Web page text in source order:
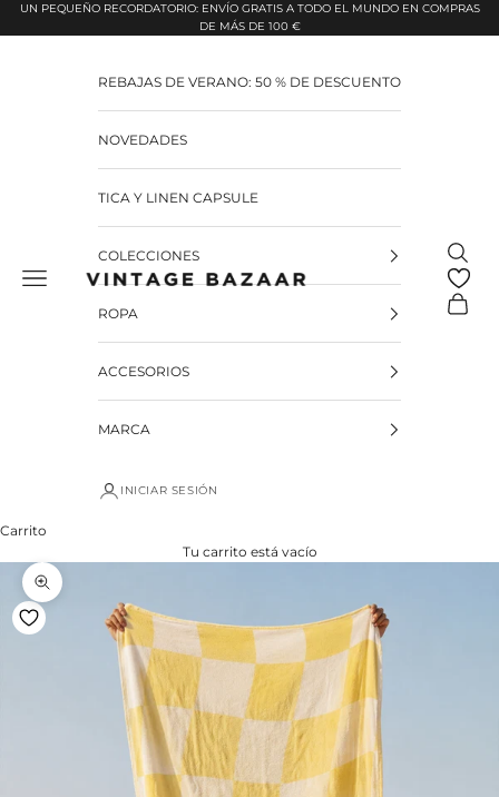
Pular para o conteúdo
UN PEQUEÑO RECORDATORIO: ENVÍO GRATIS A TODO EL MUNDO EN COMPRAS
DE MÁS DE 100 €
Vintage Bazaar
REBAJAS DE VERANO: 50 % DE DESCUENTO
NOVEDADES
TICA Y LINEN CAPSULE
COLECCIONES
ROPA
ACCESORIOS
MARCA
INICIAR SESIÓN
Carrito
Tu carrito está vacío
Zoom na imagem